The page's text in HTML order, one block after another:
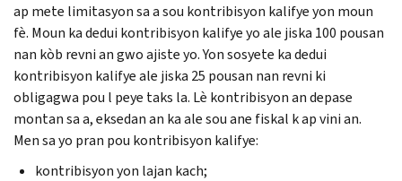
ap mete limitasyon sa a sou kontribisyon kalifye yon moun
fè. Moun ka dedui kontribisyon kalifye yo ale jiska 100 pousan
nan kòb revni an gwo ajiste yo. Yon sosyete ka dedui
kontribisyon kalifye ale jiska 25 pousan nan revni ki
obligagwa pou l peye taks la. Lè kontribisyon an depase
montan sa a, eksedan an ka ale sou ane fiskal k ap vini an.
Men sa yo pran pou kontribisyon kalifye:
kontribisyon yon lajan kach;